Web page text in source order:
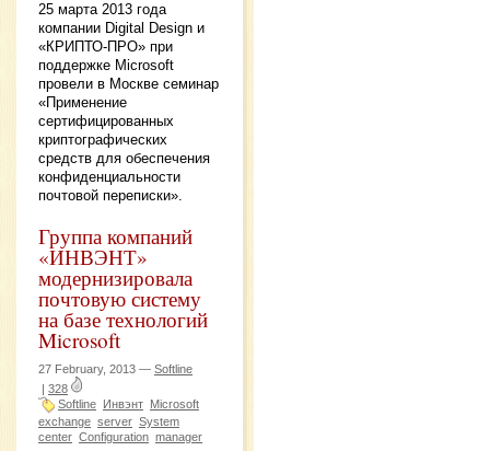
25 марта 2013 года
компании Digital Design и
«КРИПТО-ПРО» при
поддержке Microsoft
провели в Москве семинар
«Применение
сертифицированных
криптографических
средств для обеспечения
конфиденциальности
почтовой переписки».
Группа компаний
«ИНВЭНТ»
модернизировала
почтовую систему
на базе технологий
Microsoft
27 February, 2013 — Softline
| 328
Softline Инвэнт Microsoft
exchange server System
center Configuration manager